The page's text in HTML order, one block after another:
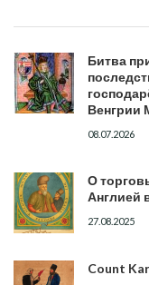
Битва
Венгрии
08.07.2026
О
Англией
27.08.2025
Count